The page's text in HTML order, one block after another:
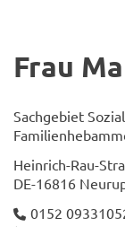
Frau
Sach­ge­biet
Heinrich-​Rau-
DE-​16816
0152